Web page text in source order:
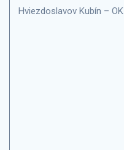
Hviezdoslavov Kubín – OK